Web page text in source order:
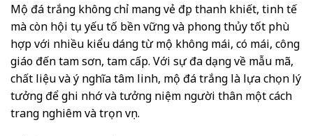
Mộ đá trắng không chỉ mang vẻ đẹp thanh khiết, tinh tế
mà còn hội tụ yếu tố bền vững và phong thủy tốt phù
hợp với nhiều kiểu dáng từ mộ không mái, có mái, công
giáo đến tam sơn, tam cấp. Với sự đa dạng về mẫu mã,
chất liệu và ý nghĩa tâm linh, mộ đá trắng là lựa chọn lý
tưởng để ghi nhớ và tưởng niệm người thân một cách
trang nghiêm và trọn vẹn.